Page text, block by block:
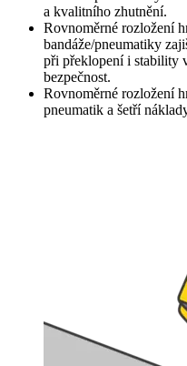
a kvalitního zhutnění.
Rovnoměrné rozložení
bandáže/pneumatiky
při překlopení i stability
bezpečnost.
Rovnoměrné rozložení
pneumatik a šetří